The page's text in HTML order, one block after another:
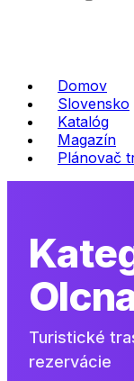
Domov
Slovensko
Katalóg
Magazín
Plánovač
Turistické
rezervácie